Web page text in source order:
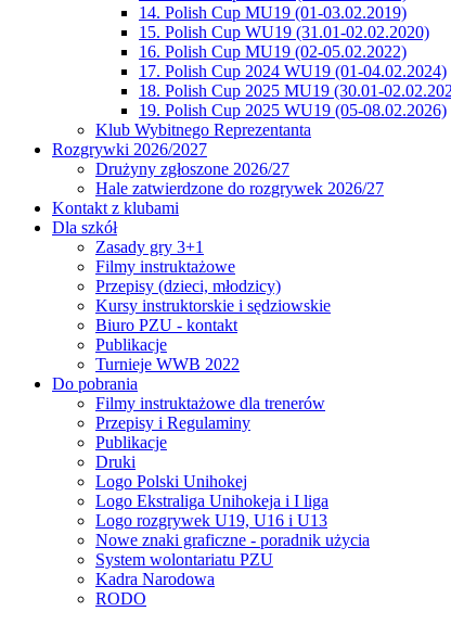
14. Polish Cup MU19 (01-03.02.2019)
15. Polish Cup WU19 (31.01-02.02.2020)
16. Polish Cup MU19 (02-05.02.2022)
17. Polish Cup 2024 WU19 (01-04.02.2024)
18. Polish Cup 2025 MU19 (30.01-
19. Polish Cup 2025 WU19 (05-08.02.2026)
Klub Wybitnego Reprezentanta
Rozgrywki 2026/2027
Drużyny zgłoszone 2026/27
Hale zatwierdzone do rozgrywek 2026/27
Kontakt z klubami
Dla szkół
Zasady gry 3+1
Filmy instruktażowe
Przepisy (dzieci, młodzicy)
Kursy instruktorskie i sędziowskie
Biuro PZU - kontakt
Publikacje
Turnieje WWB 2022
Do pobrania
Filmy instruktażowe dla trenerów
Przepisy i Regulaminy
Publikacje
Druki
Logo Polski Unihokej
Logo Ekstraliga Unihokeja i I liga
Logo rozgrywek U19, U16 i U13
Nowe znaki graficzne - poradnik użycia
System wolontariatu PZU
Kadra Narodowa
RODO